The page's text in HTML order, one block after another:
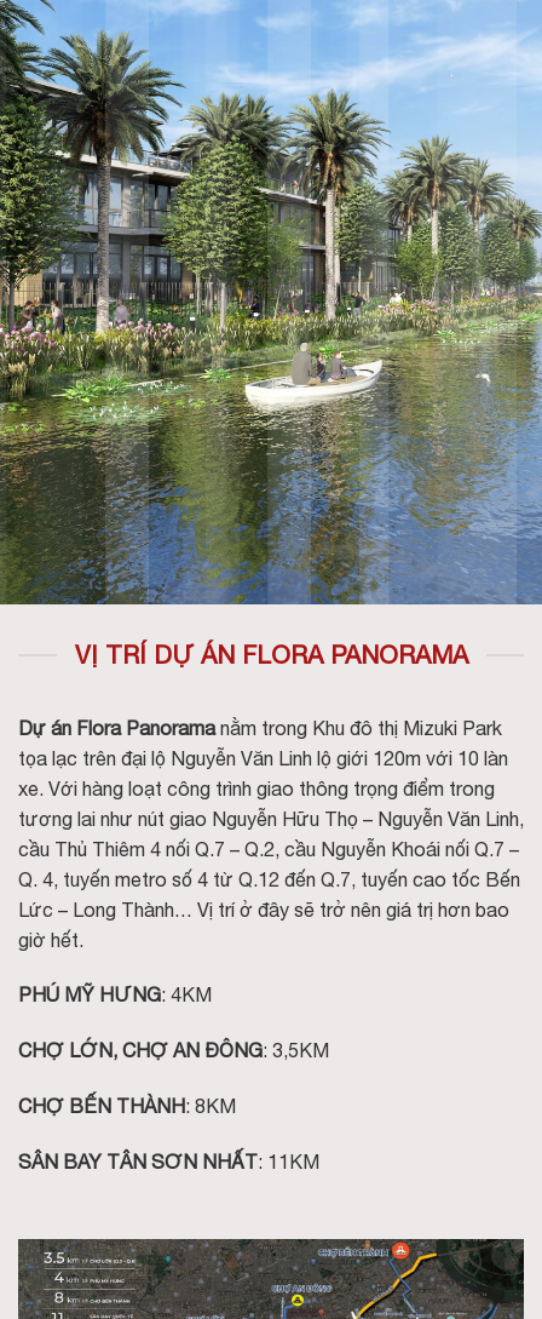
VỊ TRÍ DỰ ÁN FLORA PANORAMA
Dự án Flora Panorama nằm trong Khu đô thị Mizuki Park
tọa lạc trên đại lộ Nguyễn Văn Linh lộ giới 120m với 10 làn
xe. Với hàng loạt công trình giao thông trọng điểm trong
tương lai như nút giao Nguyễn Hữu Thọ – Nguyễn Văn Linh,
cầu Thủ Thiêm 4 nối Q.7 – Q.2, cầu Nguyễn Khoái nối Q.7 –
Q. 4, tuyến metro số 4 từ Q.12 đến Q.7, tuyến cao tốc Bến
Lức – Long Thành… Vị trí ở đây sẽ trở nên giá trị hơn bao
giờ hết.
PHÚ MỸ HƯNG: 4KM
CHỢ LỚN, CHỢ AN ĐÔNG: 3,5KM
CHỢ BẾN THÀNH: 8KM
SÂN BAY TÂN SƠN NHẤT: 11KM